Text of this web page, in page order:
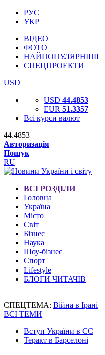
РУС
УКР
ВІДЕО
ФОТО
НАЙПОПУЛЯРНІШІ
СПЕЦПРОЕКТИ
USD
USD 44.4853
EUR 51.3357
Всі курси валют
44.4853
Авторизація
Пошук
RU
ВСІ РОЗДІЛИ
Головна
Україна
Місто
Світ
Бізнес
Наука
Шоу-бізнес
Спорт
Lifestyle
БЛОГИ ЧИТАЧІВ
СПЕЦТЕМА: Війна в Ірані
ВСІ ТЕМИ
Вступ України в ЄС
Теракт в Барселоні